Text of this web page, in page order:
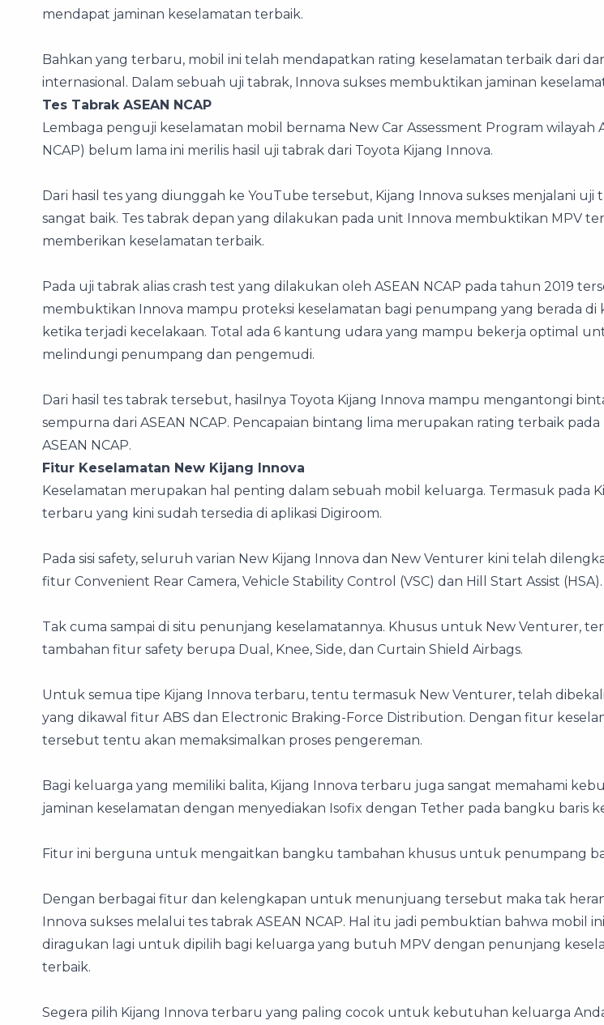
mendapat jaminan keselamatan terbaik.
Bahkan yang terbaru, mobil ini telah mendapatkan rating keselamatan terbaik dari
internasional. Dalam sebuah uji tabrak, Innova sukses membuktikan jaminan
Tes Tabrak ASEAN NCAP
Lembaga penguji keselamatan mobil bernama New Car Assessment Program wilayah
NCAP) belum lama ini merilis hasil uji tabrak dari Toyota Kijang Innova.
Dari hasil tes yang diunggah ke YouTube tersebut, Kijang Innova sukses menjalani uji
sangat baik. Tes tabrak depan yang dilakukan pada unit Innova membuktikan MPV
memberikan keselamatan terbaik.
Pada uji tabrak alias crash test yang dilakukan oleh ASEAN NCAP pada tahun 2019
membuktikan Innova mampu proteksi keselamatan bagi penumpang yang berada di
ketika terjadi kecelakaan. Total ada 6 kantung udara yang mampu bekerja optimal
melindungi penumpang dan pengemudi.
Dari hasil tes tabrak tersebut, hasilnya Toyota Kijang Innova mampu mengantongi
sempurna dari ASEAN NCAP. Pencapaian bintang lima merupakan rating terbaik
ASEAN NCAP.
Fitur Keselamatan New Kijang Innova
Keselamatan merupakan hal penting dalam sebuah mobil keluarga. Termasuk pada
terbaru yang kini sudah tersedia di aplikasi Digiroom.
Pada sisi safety, seluruh varian New Kijang Innova dan New Venturer kini telah
fitur Convenient Rear Camera, Vehicle Stability Control (VSC) dan Hill Start Assist (HSA).
Tak cuma sampai di situ penunjang keselamatannya. Khusus untuk New Venturer,
tambahan fitur safety berupa Dual, Knee, Side, dan Curtain Shield Airbags.
Untuk semua tipe Kijang Innova terbaru, tentu termasuk New Venturer, telah
yang dikawal fitur ABS dan Electronic Braking-Force Distribution. Dengan fitur
tersebut tentu akan memaksimalkan proses pengereman.
Bagi keluarga yang memiliki balita, Kijang Innova terbaru juga sangat memahami
jaminan keselamatan dengan menyediakan Isofix dengan Tether pada bangku baris
Fitur ini berguna untuk mengaitkan bangku tambahan khusus untuk penumpang
Dengan berbagai fitur dan kelengkapan untuk menunjuang tersebut maka tak
Innova sukses melalui tes tabrak ASEAN NCAP. Hal itu jadi pembuktian bahwa mobil
diragukan lagi untuk dipilih bagi keluarga yang butuh MPV dengan penunjang
terbaik.
Segera pilih Kijang Innova terbaru yang paling cocok untuk kebutuhan keluarga